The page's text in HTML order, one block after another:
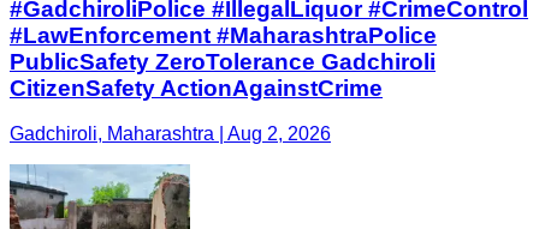
#GadchiroliPolice #IllegalLiquor #CrimeControl
#LawEnforcement #MaharashtraPolice
PublicSafety ZeroTolerance Gadchiroli
CitizenSafety ActionAgainstCrime
Gadchiroli, Maharashtra | Aug 2, 2026